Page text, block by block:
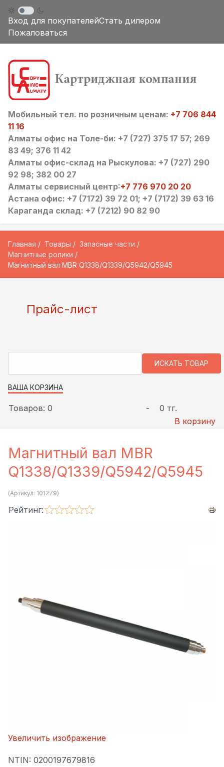
Вход для покупателейСтать дилером
Пожаловаться
Мобильный тел. по розничным ценам: +7 706 844
11 16
Алматы офис на Толе-би: +7 (727) 375 17 57; 269
83 49; 376 11 42
Алматы офис-склад на Рыскулова: +7 (727) 290
92 98; 382 00 27
Алматы сервисный центр:+7 776 970 20 20
Астана офис: +7 (7172) 39 72 01; +7 (7172) 39 63 16
Караганда склад: +7 (7212) 90 82 90
Главная Товары
Запасные части
Магнитные ролики
Магнитный вал MBR Q1338/Q1339/Q5942/Q5945
Прайс-лист
ВАША КОРЗИНА
Товаров: 0 -
0 тг.
В корзину
Магнитный вал MBR
Q1338/Q1339/Q5942/Q5945
(Артикул: 101279)
Рейтинг:
Увеличить изображение
NTIN: 0200197679816